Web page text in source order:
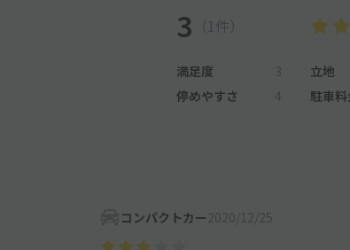
3 （1件）
満足度 3 立地
停めやすさ
4 駐車料
コンパクトカー 2020/12/25